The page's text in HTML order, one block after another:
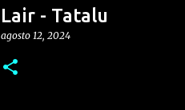
Lair - Tatalu
agosto 12, 2024